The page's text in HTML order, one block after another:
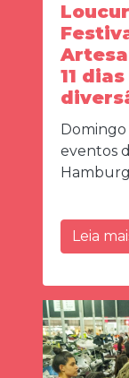
11
Domingo
eventos
Leia